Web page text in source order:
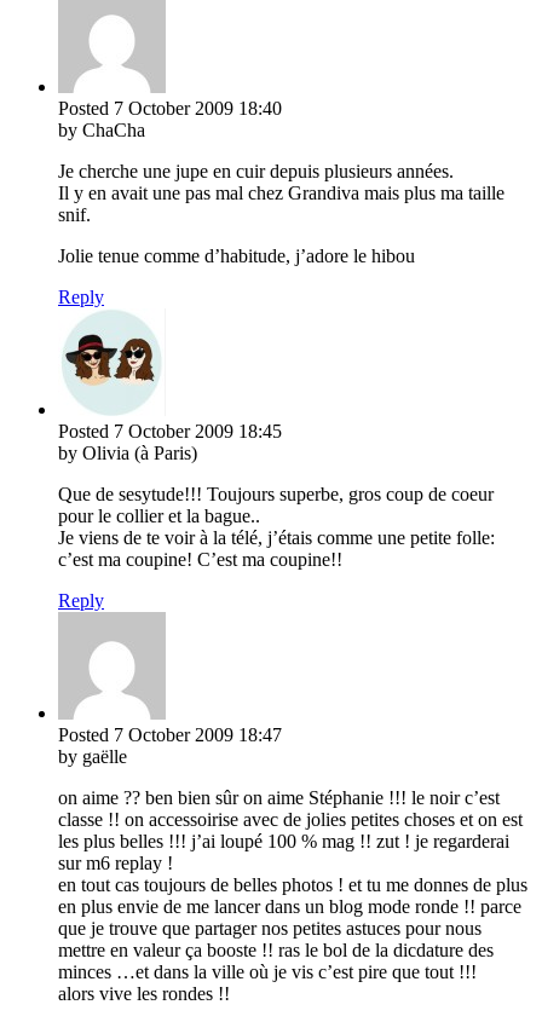
Posted 7 October 2009 18:40
by ChaCha
Je cherche une jupe en cuir depuis plusieurs années.
Il y en avait une pas mal chez Grandiva mais plus ma taille
snif.
Jolie tenue comme d’habitude, j’adore le hibou
Reply
Posted 7 October 2009 18:45
by Olivia (à Paris)
Que de sesytude!!! Toujours superbe, gros coup de coeur
pour le collier et la bague..
Je viens de te voir à la télé, j’étais comme une petite folle:
c’est ma coupine! C’est ma coupine!!
Reply
Posted 7 October 2009 18:47
by gaëlle
on aime ?? ben bien sûr on aime Stéphanie !!! le noir c’est
classe !! on accessoirise avec de jolies petites choses et on est
les plus belles !!! j’ai loupé 100 % mag !! zut ! je regarderai
sur m6 replay !
en tout cas toujours de belles photos ! et tu me donnes de plus
en plus envie de me lancer dans un blog mode ronde !! parce
que je trouve que partager nos petites astuces pour nous
mettre en valeur ça booste !! ras le bol de la dicdature des
minces …et dans la ville où je vis c’est pire que tout !!!
alors vive les rondes !!